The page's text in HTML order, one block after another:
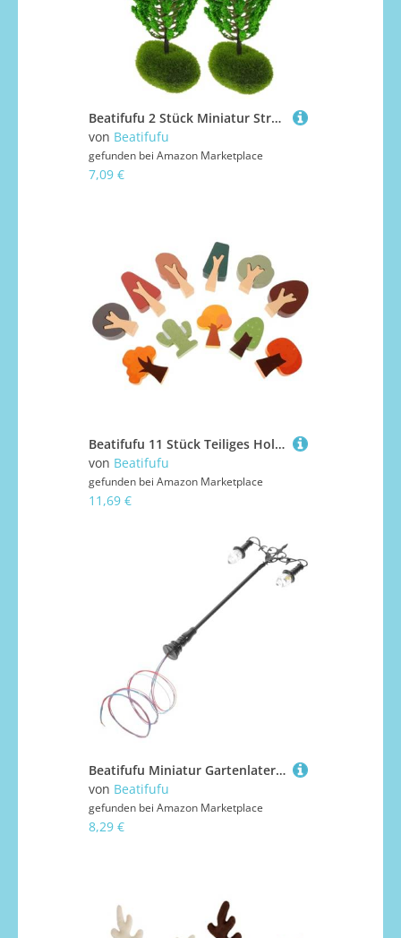
Beatifufu 2 Stück Miniatur Straßenbaum Modell aus Langlebigem Realistisch Gestaltete Landschaftsdeko für Sandtisch DIY Leichte und Detailgetreue Simulation für Bastelprojekte und Dioramen
von Beatifufu
gefunden bei Amazon Marketplace
7,09 €
Beatifufu 11 Stück Teiliges Holzbaum Miniatur-landschaften Realistische Waldbaum-spielzeuge Einfach zu Montieren Vielfältige Modelle Natürliche Holzbäume für Zugstrecken und
von Beatifufu
gefunden bei Amazon Marketplace
11,69 €
Beatifufu Miniatur Gartenlaterne Modell Kompakte Mini Lampe mit Warmweißem Licht Stabile Basis für Puppenhaus und Sandtisch Dekoration Detailreiche DIY Miniatur Landschaftsbeleuchtung
von Beatifufu
gefunden bei Amazon Marketplace
8,29 €